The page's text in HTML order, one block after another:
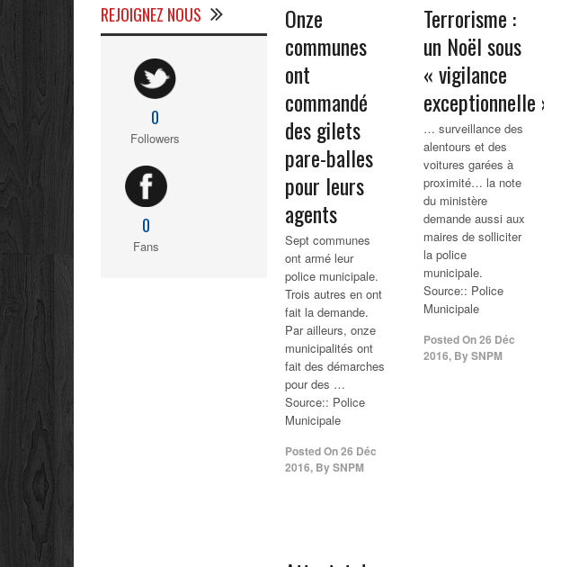
Onze
communes
ont
commandé
des gilets
pare-balles
pour leurs
agents
Sept communes
ont armé leur
police municipale.
Trois autres en ont
fait la demande.
Par ailleurs, onze
municipalités ont
fait des démarches
pour des …
Source:: Police
Municipale
Posted On26 Déc
2016, BySNPM
Terrorisme :
un Noël sous
« vigilance
exceptionnelle »
… surveillance des
alentours et des
voitures garées à
proximité… la note
du ministère
demande aussi aux
maires de solliciter
la police
municipale.
Source:: Police
Municipale
Posted On26 Déc
2016, BySNPM
REJOIGNEZ NOUS
0
Followers
0
Fans